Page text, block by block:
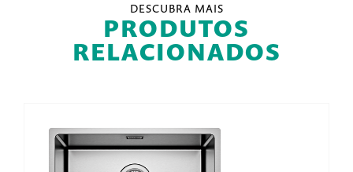
DESCUBRA MAIS
PRODUTOS
RELACIONADOS